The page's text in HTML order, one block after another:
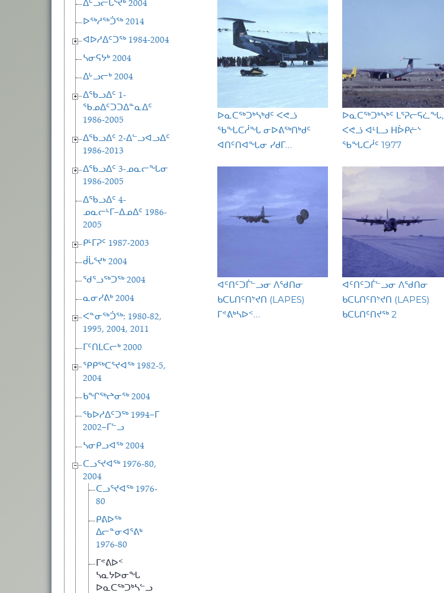
ᐃᒡᓗᓕᒑᕐᔪᒃ 2004
ᐅᖅᓱᖅᑑᖅ 2014
ᐊᐅᓱᐃᑦᑐᖅ 1984-2004
ᓴᓂᕋᔭᒃ 2004
ᐃᒡᓗᓕᒃ 2004
ᐃᖃᓗᐃᑦ 1-
ᖃᓄᐃᑦᑐᑐᐃᓐᓇᐃᑦ
1986-2005
ᐃᖃᓗᐃᑦ 2-ᐃᓪᓗᐊᓗᐃᑦ
1986-2013
ᐃᖃᓗᐃᑦ 3-ᓄᓇᓕᖓᓂ
1986-2005
ᐃᖃᓗᐃᑦ 4-
ᓄᓇᓕᒻᒥ−ᐃᓄᐃᑦ 1986-
2005
ᑭᒻᒥᕈᑦ 1987-2003
ᑰᒑᕐᔪᒃ 2004
ᖁᕐᓗᖅᑐᖅ 2004
ᓇᓂᓯᕕᒃ 2004
ᐸᓐᓂᖅᑑᖅ: 1980-82,
1995, 2004, 2011
ᒥᑦᑎᒪᑕᓕᒃ 2000
ᕿᑭᖅᑕᕐᔪᐊᖅ 1982-5,
2004
ᑲᖏᖅᖠᓂᖅ 2004
ᖃᐅᓱᐃᑦᑐᖅ 1994−ᒥ
2002−ᒥᓪᓗ
ᓴᓂᑭᓗᐊᖅ 2004
ᑕᓗᕐᔪᐊᖅ 1976-80,
2004
ᑕᓗᕐᔪᐊᖅ 1976-
80
ᑭᕕᐅᖅ
ᐃᓕᓐᓂᐊᕐᕕᒃ
1976-80
ᒥᕝᕕᐅᑉ
ᓴᓇᔭᐅᓂᖓ
ᐅᓇᑕᖅᑐᒃᓴᓪᓗ
ᐅᓇᑕᖅᑐᒃᓴᒃᑯᑦ ᐸᕙᓘ
ᖃᖓᑕᓲᖓ ᓂᐅᕕᖅᑎᒃᑯᑦ
ᐊᑎᑦᑎᐊᖓᓂ ᓯᑯᒥ…
ᐅᓇᑕᖅᑐᒃᓴᒃᑦ ᒪᕐᕈᓕᕋᓛᖓ,
ᐸᕙᓘ ᐊᒻᒪᓗ ᕼᐆᑭᓖᔅ
ᖃᖓᑕᓲᑦ 1977
ᐊᑦᑎᑦᑐᒦᓪᓗᓂ ᐱᖁᑎᓂ
ᑲᑕᒐᑎᑦᑎᔾᔪᑎ (LAPES)
ᒥᕝᕕᒃᓴᐅᑉ…
ᐊᑦᑎᑦᑐᒦᓪᓗᓂ ᐱᖁᑎᓂ
ᑲᑕᒐᑎᑦᑎᔾᔪᑎ (LAPES)
ᑲᑕᒐᑎᑦᑎᔪᖅ 2